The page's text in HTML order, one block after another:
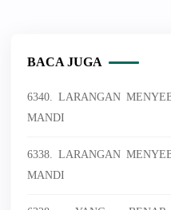
BACA JUGA
6340. LARANGAN
MANDI
6338. LARANGAN
MANDI